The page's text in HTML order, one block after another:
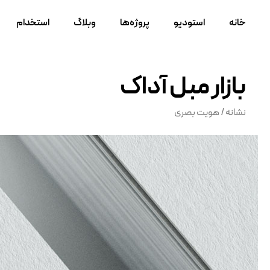
خانه استودیو پروژه‌ها وبلاگ استخدام
بازار مبل آداک
نشانه/‌ ‌هویت بصری